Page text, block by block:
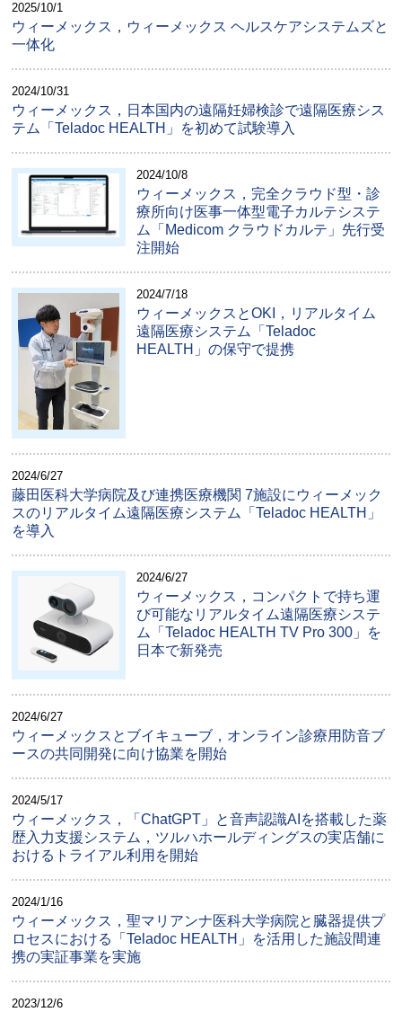
2025/10/1
ウィーメックス，ウィーメックス ヘルスケアシステムズと
一体化
2024/10/31
ウィーメックス，日本国内の遠隔妊婦検診で遠隔医療シス
テム「Teladoc HEALTH」を初めて試験導入
2024/10/8
ウィーメックス，完全クラウド型・診
療所向け医事一体型電子カルテシステ
ム「Medicom クラウドカルテ」先行受
注開始
2024/7/18
ウィーメックスとOKI，リアルタイム
遠隔医療システム「Teladoc
HEALTH」の保守で提携
2024/6/27
藤田医科大学病院及び連携医療機関 7施設にウィーメック
スのリアルタイム遠隔医療システム「Teladoc HEALTH」
を導入
2024/6/27
ウィーメックス，コンパクトで持ち運
び可能なリアルタイム遠隔医療システ
ム「Teladoc HEALTH TV Pro 300」を
日本で新発売
2024/6/27
ウィーメックスとブイキューブ，オンライン診療用防音ブ
ースの共同開発に向け協業を開始
2024/5/17
ウィーメックス，「ChatGPT」と音声認識AIを搭載した薬
歴入力支援システム，ツルハホールディングスの実店舗に
おけるトライアル利用を開始
2024/1/16
ウィーメックス，聖マリアンナ医科大学病院と臓器提供プ
ロセスにおける「Teladoc HEALTH」を活用した施設間連
携の実証事業を実施
2023/12/6